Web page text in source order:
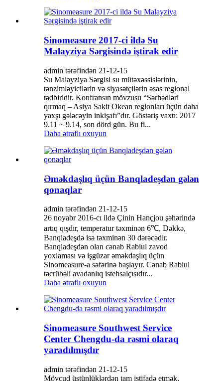
Sinomeasure 2017-ci ildə Su
Malayziya Sərgisində iştirak edir
admin tərəfindən 21-12-15
Su Malayziya Sərgisi su mütəxəssislərinin,
tənzimləyicilərin və siyasətçilərin əsas regional
tədbiridir. Konfransın mövzusu “Sərhədləri
qırmaq – Asiya Sakit Okean regionları üçün daha
yaxşı gələcəyin inkişafı”dır. Göstəriş vaxtı: 2017
9.11 ~ 9.14, son dörd gün. Bu fi...
Daha ətraflı oxuyun
Əməkdaşlıq üçün Banqladeşdən gələn
qonaqlar
admin tərəfindən 21-12-15
26 noyabr 2016-cı ildə Çinin Hançjou şəhərində
artıq qışdır, temperatur təxminən 6℃, Dəkkə,
Banqladeşdə isə təxminən 30 dərəcədir.
Banqladeşdən olan cənab Rabiul zavod
yoxlaması və işgüzar əməkdaşlıq üçün
Sinomeasure-a səfərinə başlayır. Cənab Rabiul
təcrübəli avadanlıq istehsalçısıdır...
Daha ətraflı oxuyun
Sinomeasure Southwest Service
Center Chengdu-da rəsmi olaraq
yaradılmışdır
admin tərəfindən 21-12-15
Mövcud üstünlüklərdən tam istifadə etmək,